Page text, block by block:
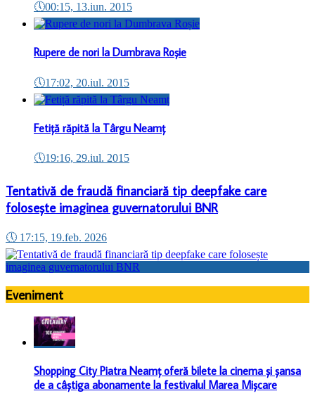
🕔00:15, 13.iun. 2015
Rupere de nori la Dumbrava Roșie
🕔17:02, 20.iul. 2015
Fetiță răpită la Târgu Neamț
🕔19:16, 29.iul. 2015
Tentativă de fraudă financiară tip deepfake care
folosește imaginea guvernatorului BNR
🕔 17:15, 19.feb. 2026
Eveniment
Shopping City Piatra Neamț oferă bilete la cinema și șansa
de a câștiga abonamente la festivalul Marea Mișcare